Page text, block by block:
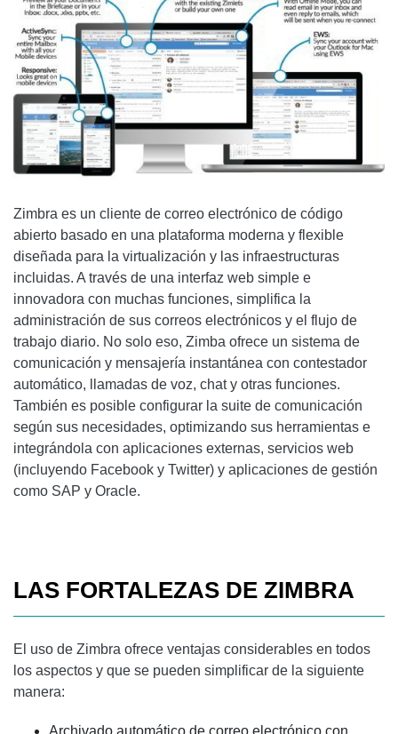
Zimbra es un cliente de correo electrónico de código
abierto basado en una plataforma moderna y flexible
diseñada para la virtualización y las infraestructuras
incluidas. A través de una interfaz web simple e
innovadora con muchas funciones, simplifica la
administración de sus correos electrónicos y el flujo de
trabajo diario. No solo eso, Zimba ofrece un sistema de
comunicación y mensajería instantánea con contestador
automático, llamadas de voz, chat y otras funciones.
También es posible configurar la suite de comunicación
según sus necesidades, optimizando sus herramientas e
integrándola con aplicaciones externas, servicios web
(incluyendo Facebook y Twitter) y aplicaciones de gestión
como SAP y Oracle.
LAS FORTALEZAS DE ZIMBRA
El uso de Zimbra ofrece ventajas considerables en todos
los aspectos y que se pueden simplificar de la siguiente
manera:
Archivado automático de correo electrónico con